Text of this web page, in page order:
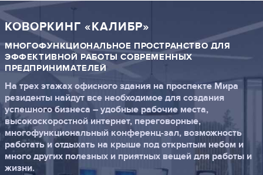
КОВОРКИНГ «КАЛИБР»
МНОГОФУНКЦИОНАЛЬНОЕ ПРОСТРАНСТВО ДЛЯ
ЭФФЕКТИВНОЙ РАБОТЫ СОВРЕМЕННЫХ
ПРЕДПРИНИМАТЕЛЕЙ
На трех этажах офисного здания на проспекте Мира
резиденты найдут все необходимое для создания
успешного бизнеса – удобные рабочие места,
высокоскоростной интернет, переговорные,
многофункциональный конференц-зал, возможность
работать и отдыхать на крыше под открытым небом и
много других полезных и приятных вещей для работы и
жизни.